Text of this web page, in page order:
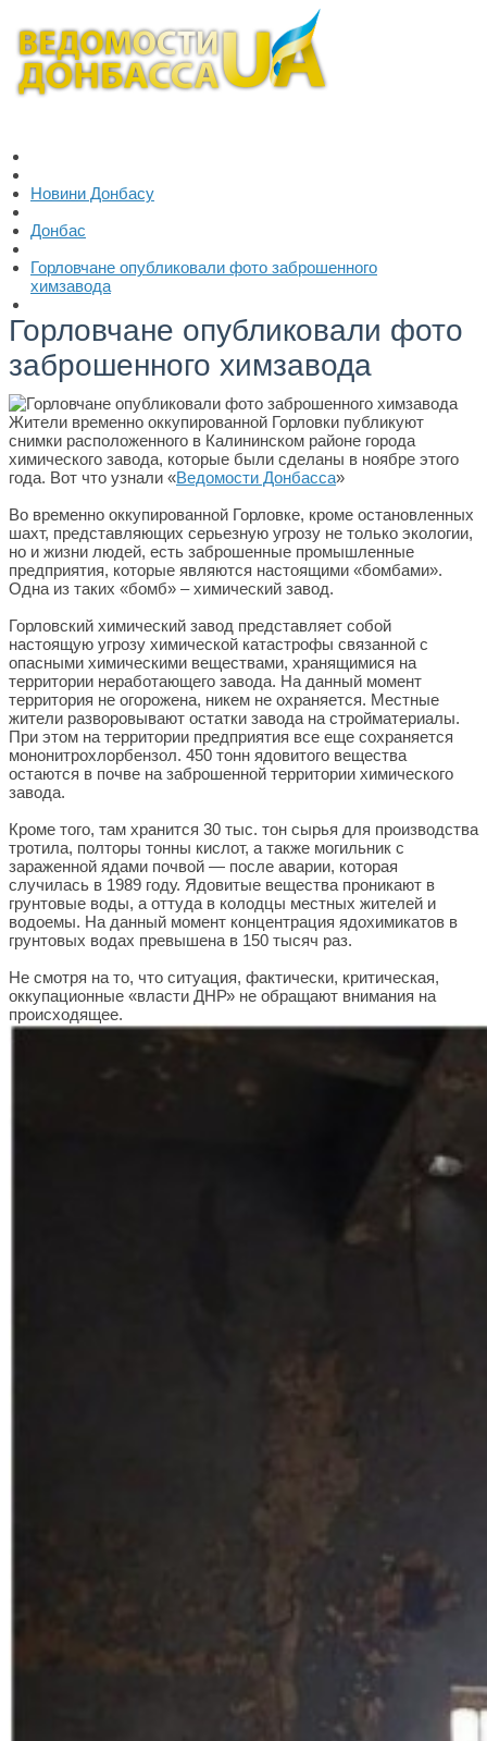
Новини Донбасу
Донбас
Горловчане опубликовали фото заброшенного
химзавода
Горловчане опубликовали фото
заброшенного химзавода
Жители временно оккупированной Горловки публикуют
снимки расположенного в Калининском районе города
химического завода, которые были сделаны в ноябре этого
года. Вот что узнали «Ведомости Донбасса»
Во временно оккупированной Горловке, кроме остановленных
шахт, представляющих серьезную угрозу не только экологии,
но и жизни людей, есть заброшенные промышленные
предприятия, которые являются настоящими «бомбами».
Одна из таких «бомб» – химический завод.
Горловский химический завод представляет собой
настоящую угрозу химической катастрофы связанной с
опасными химическими веществами, хранящимися на
территории неработающего завода. На данный момент
территория не огорожена, никем не охраняется. Местные
жители разворовывают остатки завода на стройматериалы.
При этом на территории предприятия все еще сохраняется
мононитрохлорбензол. 450 тонн ядовитого вещества
остаются в почве на заброшенной территории химического
завода.
Кроме того, там хранится 30 тыс. тон сырья для производства
тротила, полторы тонны кислот, а также могильник с
зараженной ядами почвой — после аварии, которая
случилась в 1989 году. Ядовитые вещества проникают в
грунтовые воды, а оттуда в колодцы местных жителей и
водоемы. На данный момент концентрация ядохимикатов в
грунтовых водах превышена в 150 тысяч раз.
Не смотря на то, что ситуация, фактически, критическая,
оккупационные «власти ДНР» не обращают внимания на
происходящее.